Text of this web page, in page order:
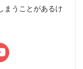
まうことがあるけ